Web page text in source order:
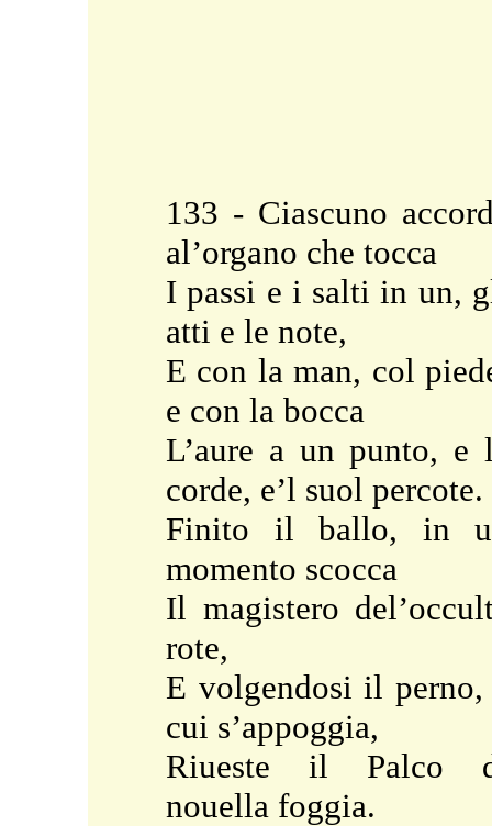
133 - Ciascuno
al’organo che tocca
I passi e i salti in un,
atti e le note,
E con la man, col
e con la bocca
L’aure a un punto, e
corde, e’l suol percote.
Finito il ballo, in
momento scocca
Il magistero
rote,
E volgendosi il perno,
cui s’appoggia,
Riueste il Palco
nouella foggia.